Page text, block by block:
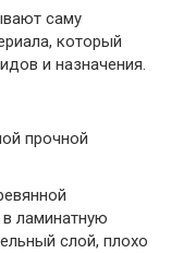
саму
который
и назначения.
прочной
в ламинатную
слой, плохо